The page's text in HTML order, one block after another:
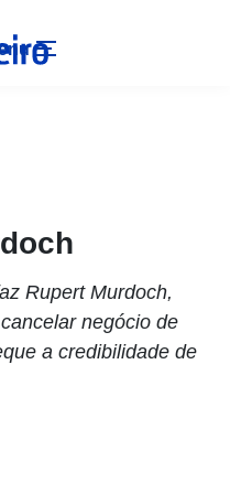
Rupert Murdoch,
negócio de
a credibilidade de